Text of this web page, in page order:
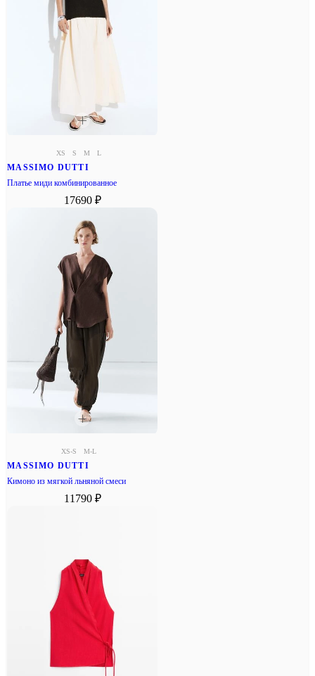
XS S M L
MASSIMO DUTTI
Платье миди комбинированное
17690 ₽
XS-S M-L
MASSIMO DUTTI
Кимоно из мягкой льняной смеси
11790 ₽